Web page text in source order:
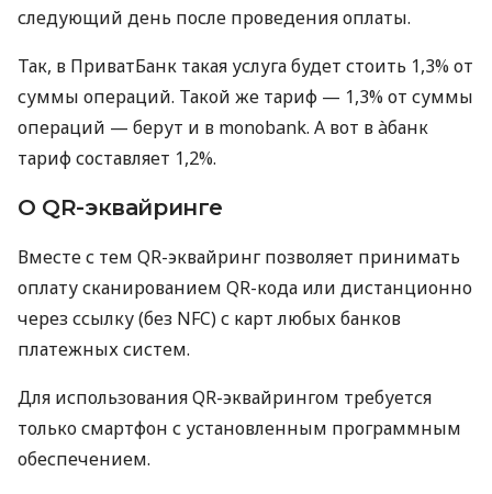
следующий день после проведения оплаты.
Так, в ПриватБанк такая услуга будет стоить 1,3% от
суммы операций. Такой же тариф — 1,3% от суммы
операций — берут и в monobank. А вот в àбанк
тариф составляет 1,2%.
О QR-эквайринге
Вместе с тем QR-эквайринг позволяет принимать
оплату сканированием QR-кода или дистанционно
через ссылку (без NFC) с карт любых банков
платежных систем.
Для использования QR-эквайрингом требуется
только смартфон с установленным программным
обеспечением.